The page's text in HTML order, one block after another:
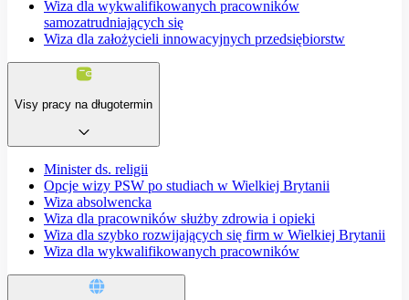
Wiza dla wykwalifikowanych pracowników
samozatrudniających się
Wiza dla założycieli innowacyjnych przedsiębiorstw
Visy pracy na długotermin
Minister ds. religii
Opcje wizy PSW po studiach w Wielkiej Brytanii
Wiza absolwencka
Wiza dla pracowników służby zdrowia i opieki
Wiza dla szybko rozwijających się firm w Wielkiej Brytanii
Wiza dla wykwalifikowanych pracowników